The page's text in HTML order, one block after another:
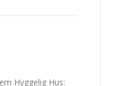
Hyggelig Hus: